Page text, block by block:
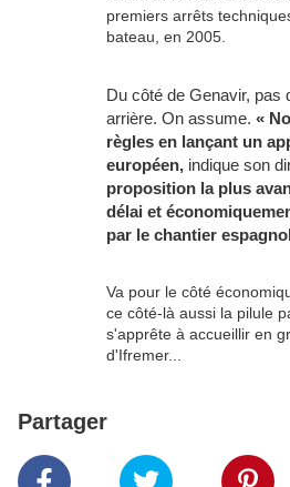
premiers arrêts
bateau, en 2005.
Du côté de Genavir, pas
arrière. On assume. «
règles en lançant un
européen, indique son
proposition la plus
délai et
par le chantier
Va pour le côté
ce côté-là aussi la pilule
s'apprête à accueillir en
d'Ifremer...
Partager